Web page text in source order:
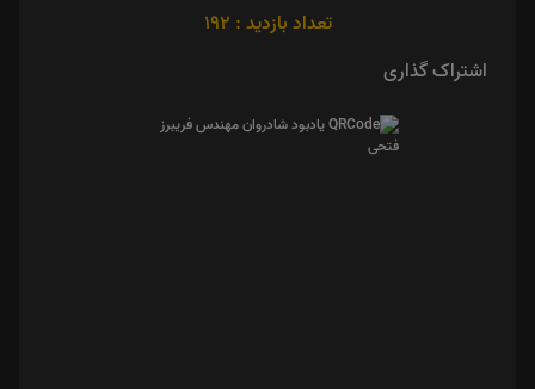
تعداد بازدید : 192
اشتراک گذاری